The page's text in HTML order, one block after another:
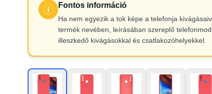
Fontos információ
Ha nem egyezik a tok képe a telefonja
termék nevében, leírásában szereplő
illeszkedő kivágásokkal és csatlakozóhelyekkel.